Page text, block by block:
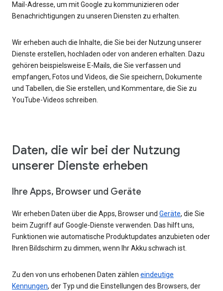
Mail-Adresse, um mit Google zu kommunizieren oder
Benachrichtigungen zu unseren Diensten zu erhalten.
Wir erheben auch die Inhalte, die Sie bei der Nutzung unserer
Dienste erstellen, hochladen oder von anderen erhalten. Dazu
gehören beispielsweise E-Mails, die Sie verfassen und
empfangen, Fotos und Videos, die Sie speichern, Dokumente
und Tabellen, die Sie erstellen, und Kommentare, die Sie zu
YouTube-Videos schreiben.
Daten, die wir bei der Nutzung
unserer Dienste erheben
Ihre Apps, Browser und Geräte
Wir erheben Daten über die Apps, Browser und Geräte, die Sie
beim Zugriff auf Google-Dienste verwenden. Das hilft uns,
Funktionen wie automatische Produktupdates anzubieten oder
Ihren Bildschirm zu dimmen, wenn Ihr Akku schwach ist.
Zu den von uns erhobenen Daten zählen eindeutige
Kennungen, der Typ und die Einstellungen des Browsers, der